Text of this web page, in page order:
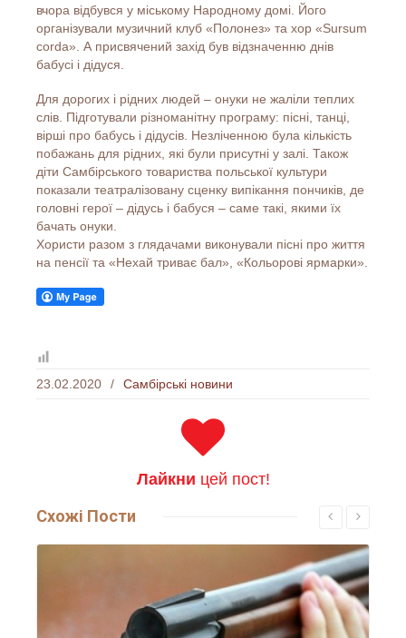
вчора відбувся у міському Народному домі. Його
організували музичний клуб «Полонез» та хор «Sursum
corda». А присвячений захід був відзначенню днів
бабусі і дідуся.
Для дорогих і рідних людей – онуки не жаліли теплих
слів. Підготували різноманітну програму: пісні, танці,
вірші про бабусь і дідусів. Незліченною була кількість
побажань для рідних, які були присутні у залі. Також
діти Самбірського товариства польської культури
показали театралізовану сценку випікання пончиків, де
головні герої – дідусь і бабуся – саме такі, якими їх
бачать онуки.
Хористи разом з глядачами виконували пісні про життя
на пенсії та «Нехай триває бал», «Кольорові ярмарки».
23.02.2020 / Самбірські новини
Лайкни цей пост!
Схожі Пости